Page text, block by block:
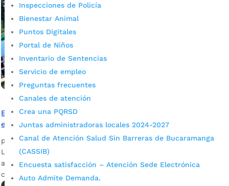
Inspecciones de Policía
Bienestar Animal
Puntos Digitales
Portal de Niños
Inventario de Sentencias
Servicio de empleo
Preguntas frecuentes
Canales de atención
Crea una PQRSD
Juntas administradoras locales 2024-2027
Canal de Atención Salud Sin Barreras de Bucaramanga
(CASSIB)
Encuesta satisfacción – Atención Sede Electrónica
Auto Admite Demanda.
El corazón del barrio Portal de Los Ángeles se convertirá
en un gran parque ¡Así avanza la obra!
por Mónica María Farfán Sanabria |Ago 16, 2022|Noticias
La ejecución de este proyecto ya registra un avance cercano
al 30%. Se espera que ya pueda estar al servicio de la
comunidad en octubre.